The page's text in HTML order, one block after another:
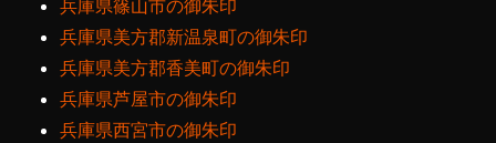
兵庫県篠山市の御朱印
兵庫県美方郡新温泉町の御朱印
兵庫県美方郡香美町の御朱印
兵庫県芦屋市の御朱印
兵庫県西宮市の御朱印